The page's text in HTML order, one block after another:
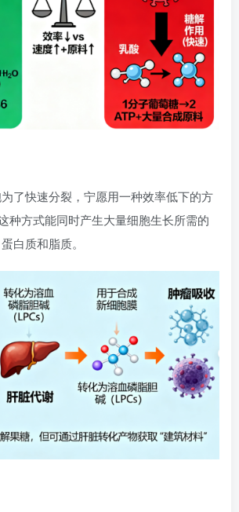
了快速分裂，宁愿用一种效率低下的方
种方式能同时产生大量细胞生长所需的
白质和脂质。